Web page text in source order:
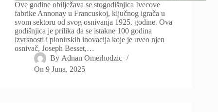
Ove godine obilježava se stogodišnjica Ivecove
fabrike Annonay u Francuskoj, ključnog igrača u
svom sektoru od svog osnivanja 1925. godine. Ova
godišnjica je prilika da se istakne 100 godina
izvrsnosti i pionirskih inovacija koje je uveo njen
osnivač, Joseph Besset,…
By Adnan Omerhodzic
On 9 Juna, 2025